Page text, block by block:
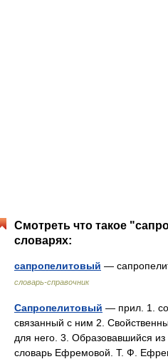
Смотреть что такое
словарях:
сапропелитовый —
словарь-справочник
Сапропелитовый — прил. 1.
связанный с ним 2.
для него. 3. Образовавшийся
словарь Ефремовой. Т. Ф.